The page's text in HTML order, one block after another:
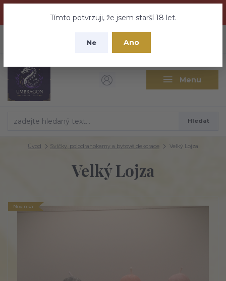
nebuďte vyděšeni zde najdete vše a ještě mnohem víc
Tímto potvrzuji, že jsem starší 18 let.
Ne Ano
Menu
CZK
Hledat
Úvod Svíčky, polodrahokamy a bytové dekorace Velký Lojza
Velký Lojza
Novinka